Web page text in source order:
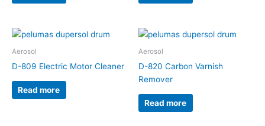
Aerosol
D-809 Electric Motor Cleaner
Read more
Aerosol
D-820 Carbon Varnish
Remover
Read more